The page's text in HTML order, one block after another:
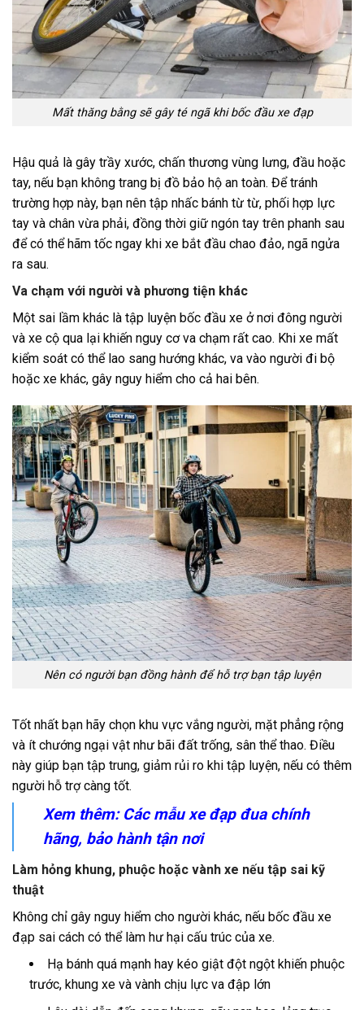
Mất thăng bằng sẽ gây té ngã khi bốc đầu xe đạp
Hậu quả là gây trầy xước, chấn thương vùng lưng, đầu hoặc
tay, nếu bạn không trang bị đồ bảo hộ an toàn. Để tránh
trường hợp này, bạn nên tập nhấc bánh từ từ, phối hợp lực
tay và chân vừa phải, đồng thời giữ ngón tay trên phanh sau
để có thể hãm tốc ngay khi xe bắt đầu chao đảo, ngã ngửa
ra sau.
Va chạm với người và phương tiện khác
Một sai lầm khác là tập luyện bốc đầu xe ở nơi đông người
và xe cộ qua lại khiến nguy cơ va chạm rất cao. Khi xe mất
kiểm soát có thể lao sang hướng khác, va vào người đi bộ
hoặc xe khác, gây nguy hiểm cho cả hai bên.
Nên có người bạn đồng hành để hỗ trợ bạn tập luyện
Tốt nhất bạn hãy chọn khu vực vắng người, mặt phẳng rộng
và ít chướng ngại vật như bãi đất trống, sân thể thao. Điều
này giúp bạn tập trung, giảm rủi ro khi tập luyện, nếu có thêm
người hỗ trợ càng tốt.
Xem thêm: Các mẫuxe đạp đuachính
hãng, bảo hành tận nơi
Làm hỏng khung, phuộc hoặc vành xe nếu tập sai kỹ
thuật
Không chỉ gây nguy hiểm cho người khác, nếu bốc đầu xe
đạp sai cách có thể làm hư hại cấu trúc của xe.
Hạ bánh quá mạnh hay kéo giật đột ngột khiến phuộc
trước, khung xe và vành chịu lực va đập lớn